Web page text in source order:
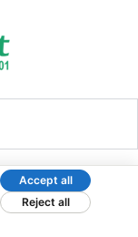
Accept all
Reject all